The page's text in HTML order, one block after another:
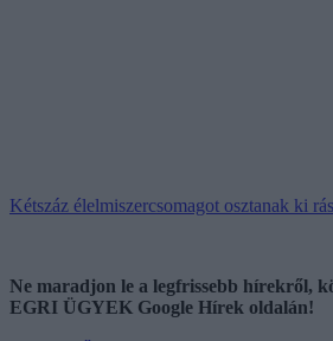
Kétszáz élelmiszercsomagot osztanak ki
Ne maradjon le a legfrissebb hírekről,
EGRI ÜGYEK Google Hírek oldalán!